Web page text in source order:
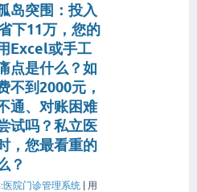
岛突围：投入
下11万，您的
Excel或手工
点是什么？如
不到2000元，
通、对账困难
试吗？私立医
，您最看重的
？
医院门诊管理系统 | 用